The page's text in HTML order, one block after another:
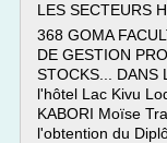
LES SECTEURS
368 GOMA
DE GESTION
STOCKS... DANS
l'hôtel Lac Kivu
KABORI Moïse
l'obtention du